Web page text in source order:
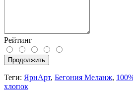
Рейтинг
Продолжить
Теги: ЯрнАрт, Бегония Меланж,
хлопок